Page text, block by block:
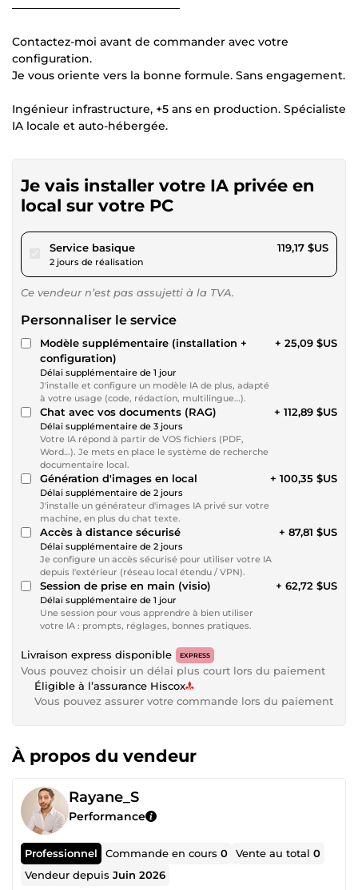
─────────────────────
Contactez-moi avant de commander avec votre
configuration.
Je vous oriente vers la bonne formule. Sans engagement.
Ingénieur infrastructure, +5 ans en production. Spécialiste
IA locale et auto-hébergée.
Je vais installer votre IA privée en
local sur votre PC
Service basiquepour 109,83 $US
2 jours de réalisation
119,17 $US
Ce vendeur n’est pas assujetti à la TVA.
Personnaliser le service
Modèle supplémentaire (installation +
configuration)
Délai supplémentaire de 1 jour
J'installe et configure un modèle IA de plus, adapté
à votre usage (code, rédaction, multilingue…).
+ 25,09 $US
Chat avec vos documents (RAG)
Délai supplémentaire de 3 jours
Votre IA répond à partir de VOS fichiers (PDF,
Word…). Je mets en place le système de recherche
documentaire local.
+ 112,89 $US
Génération d'images en local
Délai supplémentaire de 2 jours
J'installe un générateur d'images IA privé sur votre
machine, en plus du chat texte.
+ 100,35 $US
Accès à distance sécurisé
Délai supplémentaire de 2 jours
Je configure un accès sécurisé pour utiliser votre IA
depuis l'extérieur (réseau local étendu / VPN).
+ 87,81 $US
Session de prise en main (visio)
Délai supplémentaire de 1 jour
Une session pour vous apprendre à bien utiliser
votre IA : prompts, réglages, bonnes pratiques.
+ 62,72 $US
Livraison express disponible EXPRESS
Vous pouvez choisir un délai plus court lors du paiement
Éligible à l’assurance Hiscox
Vous pouvez assurer votre commande lors du paiement
À propos du vendeur
Rayane_S
Performance
Professionnel Commande en cours0 Vente au total0
Vendeur depuisJuin 2026